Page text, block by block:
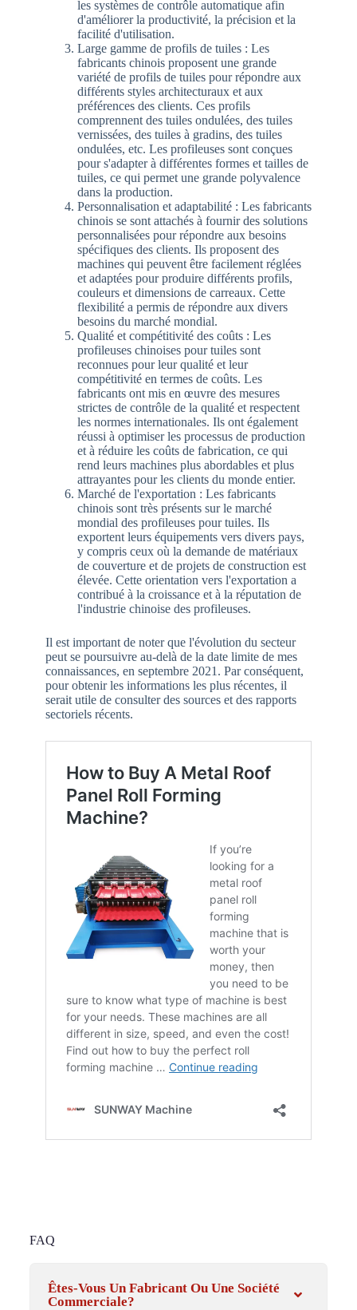
les systèmes de contrôle automatique afin
d'améliorer la productivité, la précision et la
facilité d'utilisation.
Large gamme de profils de tuiles : Les
fabricants chinois proposent une grande
variété de profils de tuiles pour répondre aux
différents styles architecturaux et aux
préférences des clients. Ces profils
comprennent des tuiles ondulées, des tuiles
vernissées, des tuiles à gradins, des tuiles
ondulées, etc. Les profileuses sont conçues
pour s'adapter à différentes formes et tailles de
tuiles, ce qui permet une grande polyvalence
dans la production.
Personnalisation et adaptabilité : Les fabricants
chinois se sont attachés à fournir des solutions
personnalisées pour répondre aux besoins
spécifiques des clients. Ils proposent des
machines qui peuvent être facilement réglées
et adaptées pour produire différents profils,
couleurs et dimensions de carreaux. Cette
flexibilité a permis de répondre aux divers
besoins du marché mondial.
Qualité et compétitivité des coûts : Les
profileuses chinoises pour tuiles sont
reconnues pour leur qualité et leur
compétitivité en termes de coûts. Les
fabricants ont mis en œuvre des mesures
strictes de contrôle de la qualité et respectent
les normes internationales. Ils ont également
réussi à optimiser les processus de production
et à réduire les coûts de fabrication, ce qui
rend leurs machines plus abordables et plus
attrayantes pour les clients du monde entier.
Marché de l'exportation : Les fabricants
chinois sont très présents sur le marché
mondial des profileuses pour tuiles. Ils
exportent leurs équipements vers divers pays,
y compris ceux où la demande de matériaux
de couverture et de projets de construction est
élevée. Cette orientation vers l'exportation a
contribué à la croissance et à la réputation de
l'industrie chinoise des profileuses.
Il est important de noter que l'évolution du secteur
peut se poursuivre au-delà de la date limite de mes
connaissances, en septembre 2021. Par conséquent,
pour obtenir les informations les plus récentes, il
serait utile de consulter des sources et des rapports
sectoriels récents.
FAQ
Êtes-Vous Un Fabricant Ou Une Société
Commerciale?